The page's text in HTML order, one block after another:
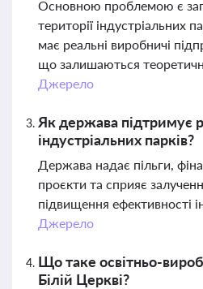
Основною проблемою є
території індустріальних
має реальні виробничі
що залишаються
Джерело
Як держава підтримує
індустріальних парків?
Держава надає пільги,
проєкти та сприяє
підвищення ефективності
Джерело
Що таке освітньо-
Білій Церкві?